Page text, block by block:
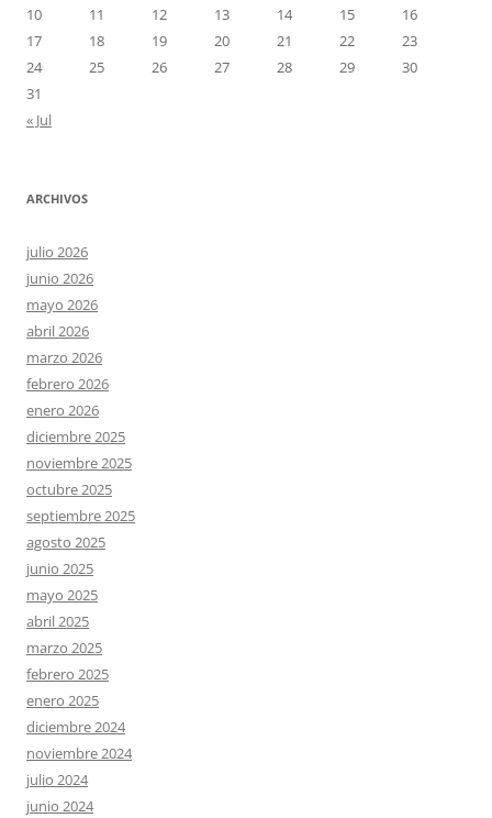
10
11 12 13 14 15
16
17
18 19 20 21 22
23
24
25 26 27 28 29
30
31
« Jul
ARCHIVOS
julio 2026
junio 2026
mayo 2026
abril 2026
marzo 2026
febrero 2026
enero 2026
diciembre 2025
noviembre 2025
octubre 2025
septiembre 2025
agosto 2025
junio 2025
mayo 2025
abril 2025
marzo 2025
febrero 2025
enero 2025
diciembre 2024
noviembre 2024
julio 2024
junio 2024